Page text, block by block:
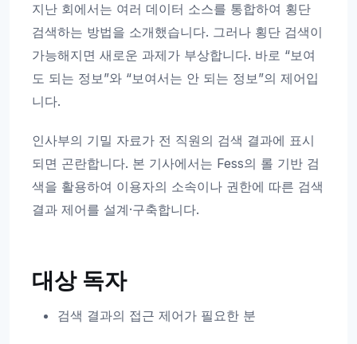
지난 회에서는 여러 데이터 소스를 통합하여 횡단
검색하는 방법을 소개했습니다. 그러나 횡단 검색이
가능해지면 새로운 과제가 부상합니다. 바로 “보여
도 되는 정보”와 “보여서는 안 되는 정보”의 제어입
니다.
인사부의 기밀 자료가 전 직원의 검색 결과에 표시
되면 곤란합니다. 본 기사에서는 Fess의 롤 기반 검
색을 활용하여 이용자의 소속이나 권한에 따른 검색
결과 제어를 설계·구축합니다.
대상 독자
검색 결과의 접근 제어가 필요한 분